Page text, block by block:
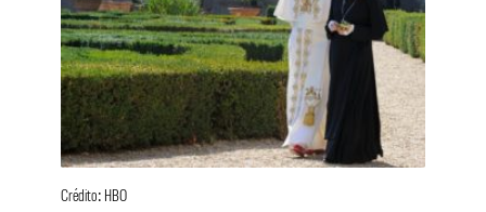
Crédito: HBO